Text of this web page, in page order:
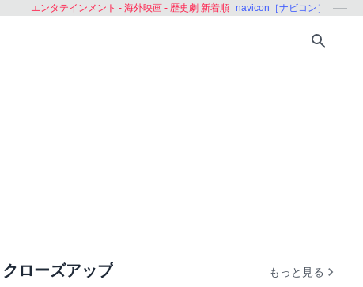
エンタテインメント - 海外映画 - 歴史劇 新着順 navicon［ナビコン］
アジア
クローズアップ もっと見る